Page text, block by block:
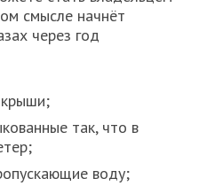
смысле начнёт
через год
так, что в
воду;